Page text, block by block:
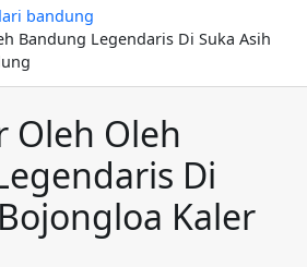
bandung
Bandung Legendaris Di Suka Asih
Oleh Oleh
Di
Kaler